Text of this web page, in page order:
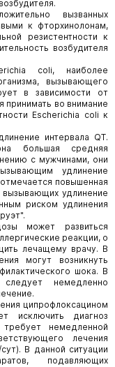
вызванных
к фторхинолонам,
резистентности к
возбудителя
coli, наиболее
вызывающего
в зависимости от
принимать во внимание
Escherichia coli к
интервала QT.
большая средняя
с мужчинами, они
удлинение
повышенная
вызывающих удлинение
риском удлинения
может развиться
реакции, о
лечащему врачу. В
могут возникнуть
шока. В
немедленно
ципрофлоксацином
исключить диагноз
немедленной
лечения
В данной ситуации
подавляющих